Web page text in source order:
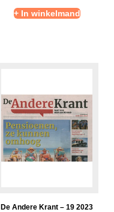
+ In winkelmand
De Andere Krant – 19 2023